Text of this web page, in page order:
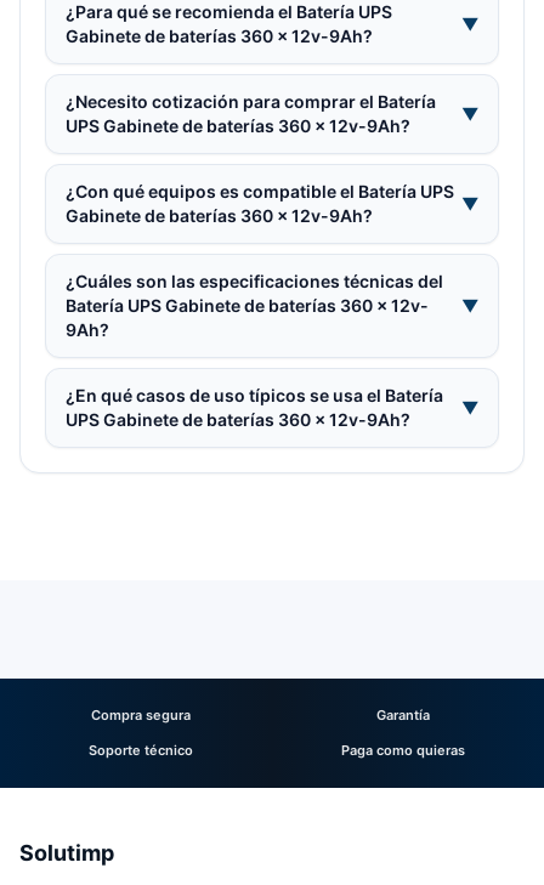
¿Para qué se recomienda el Batería UPS
Gabinete de baterías 360 x 12v-9Ah?
▼
¿Necesito cotización para comprar el Batería
UPS Gabinete de baterías 360 x 12v-9Ah?
▼
¿Con qué equipos es compatible el Batería UPS
Gabinete de baterías 360 x 12v-9Ah?
▼
¿Cuáles son las especificaciones técnicas del
Batería UPS Gabinete de baterías 360 x 12v-
9Ah?
▼
¿En qué casos de uso típicos se usa el Batería
UPS Gabinete de baterías 360 x 12v-9Ah?
▼
Compra segura Garantía
Soporte técnico Paga como quieras
Solutimp